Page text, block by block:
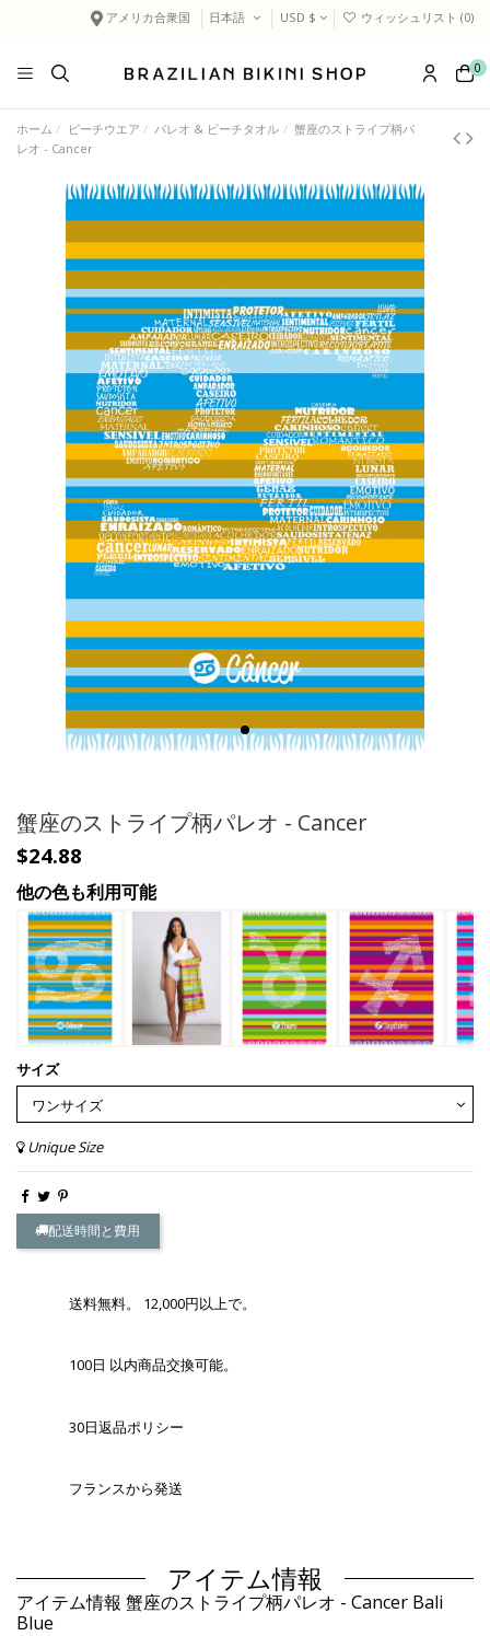
アメリカ合衆国 日本語 USD $ ウィッシュリスト (0)
0
ホーム ビーチウエア パレオ & ビーチタオル
蟹座のストライプ柄パ
レオ - Cancer
蟹座のストライプ柄パレオ - Cancer
$24.88
他の色も利用可能
サイズ
Unique Size
配送時間と費用
送料無料。 12,000円以上で。
100日 以内商品交換可能。
30日返品ポリシー
フランスから発送
アイテム情報
アイテム情報 蟹座のストライプ柄パレオ - Cancer Bali
Blue